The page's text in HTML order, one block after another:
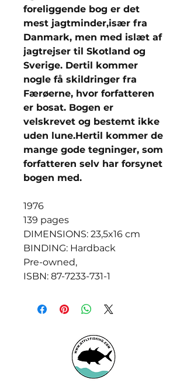
foreliggende bog er det
mest jagtminder,især fra
Danmark, men med islæt af
jagtrejser til Skotland og
Sverige. Dertil kommer
nogle få skildringer fra
Færøerne, hvor forfatteren
er bosat. Bogen er
velskrevet og bestemt ikke
uden lune.Hertil kommer de
mange gode tegninger, som
forfatteren selv har forsynet
bogen med.
1976
139 pages
DIMENSIONS: 23,5x16 cm
BINDING: Hardback
Pre-owned,
ISBN: 87-7233-731-1